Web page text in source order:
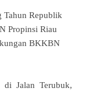
Tahun Republik
Propinsi Riau
BKKBN
Jalan Terubuk,